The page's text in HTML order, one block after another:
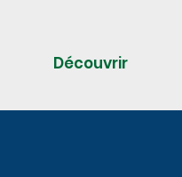
Découvrir